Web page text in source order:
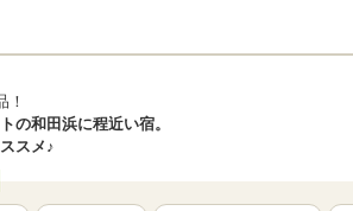
！
の和田浜に程近い宿。
スメ♪